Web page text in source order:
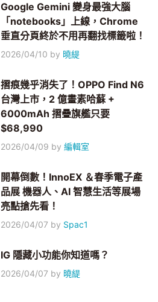
Google Gemini 變身最強大腦
「notebooks」上線，Chrome
垂直分頁終於不用再翻找標籤啦！
2026/04/10 by 曉緹
摺痕幾乎消失了！OPPO Find N6
台灣上市，2 億畫素哈蘇 +
6000mAh 摺疊旗艦只要
$68,990
2026/04/09 by編輯室
開幕倒數！InnoEX ＆春季電子產
品展 機器人、AI 智慧生活等展場
亮點搶先看！
2026/04/07 by Spac1
IG 隱藏小功能你知道嗎？
2026/04/07 by 曉緹